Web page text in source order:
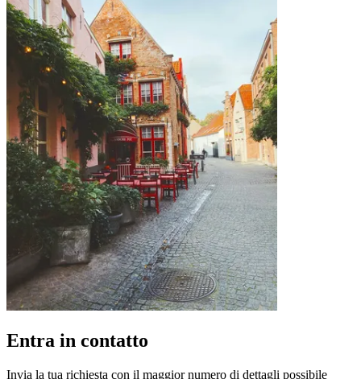
Entra in contatto
Invia la tua richiesta con il maggior numero di dettagli possibile